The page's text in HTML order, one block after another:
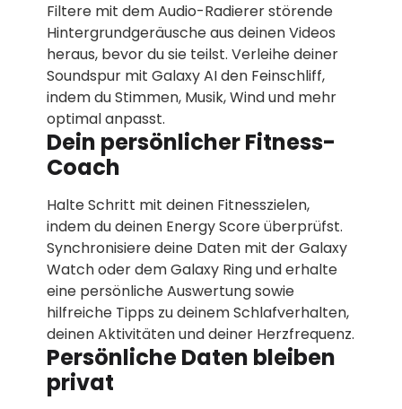
Filtere mit dem Audio-Radierer störende
Hintergrundgeräusche aus deinen Videos
heraus, bevor du sie teilst. Verleihe deiner
Soundspur mit Galaxy AI den Feinschliff,
indem du Stimmen, Musik, Wind und mehr
optimal anpasst.
Dein persönlicher Fitness-
Coach
Halte Schritt mit deinen Fitnesszielen,
indem du deinen Energy Score überprüfst.
Synchronisiere deine Daten mit der Galaxy
Watch oder dem Galaxy Ring und erhalte
eine persönliche Auswertung sowie
hilfreiche Tipps zu deinem Schlafverhalten,
deinen Aktivitäten und deiner Herzfrequenz.
Persönliche Daten bleiben
privat